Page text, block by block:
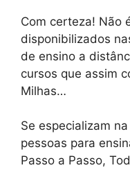
Com certeza! Não
disponibilizados
de ensino a
cursos que assim
Milhas…
Se especializam
pessoas para
Passo a Passo,